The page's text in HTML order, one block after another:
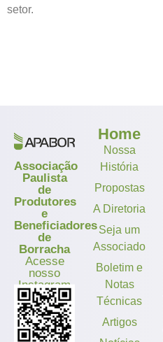
setor.
Associação
Paulista
de
Produtores
e
Beneficiadores
de
Borracha
Acesse
nosso
Instagram
Home
Nossa
História
Propostas
A Diretoria
Seja um
Associado
Boletim e
Notas
Técnicas
Artigos